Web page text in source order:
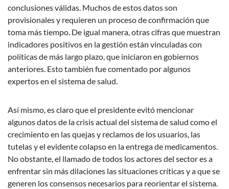
conclusiones válidas. Muchos de estos datos son
provisionales y requieren un proceso de confirmación que
toma más tiempo. De igual manera, otras cifras que muestran
indicadores positivos en la gestión están vinculadas con
políticas de más largo plazo, que iniciaron en gobiernos
anteriores. Esto también fue comentado por algunos
expertos en el sistema de salud.
Así mismo, es claro que el presidente evitó mencionar
algunos datos de la crisis actual del sistema de salud como el
crecimiento en las quejas y reclamos de los usuarios, las
tutelas y el evidente colapso en la entrega de medicamentos.
No obstante, el llamado de todos los actores del sector es a
enfrentar sin más dilaciones las situaciones críticas y a que se
generen los consensos necesarios para reorientar el sistema.